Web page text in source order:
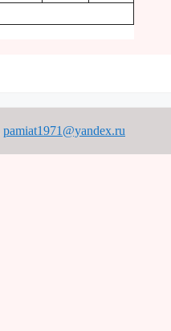
pamiat1971@yandex.ru